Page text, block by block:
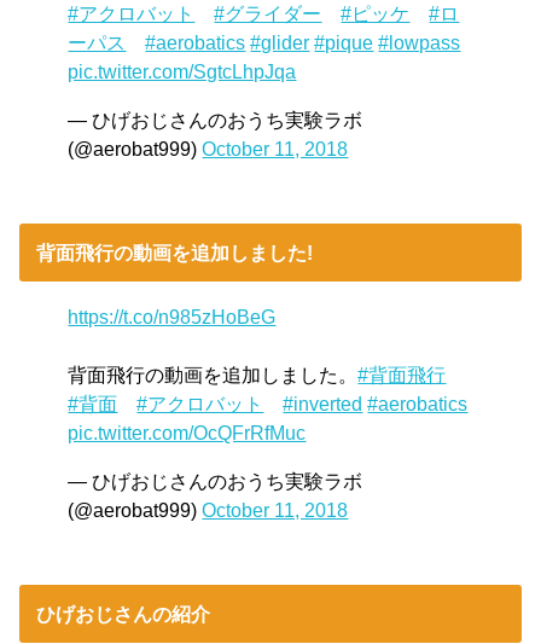
#アクロバット
#グライダー #ピッケ
#ロ
ーパス
#aerobatics #glider #pique #lowpass
pic.twitter.com/SgtcLhpJqa
— ひげおじさんのおうち実験ラボ
(@aerobat999)October 11, 2018
背面飛行の動画を追加しました!
https://t.co/n985zHoBeG
背面飛行の動画を追加しました。#背面飛行
#背面
#アクロバット #inverted #aerobatics
pic.twitter.com/OcQFrRfMuc
— ひげおじさんのおうち実験ラボ
(@aerobat999)October 11, 2018
ひげおじさんの紹介